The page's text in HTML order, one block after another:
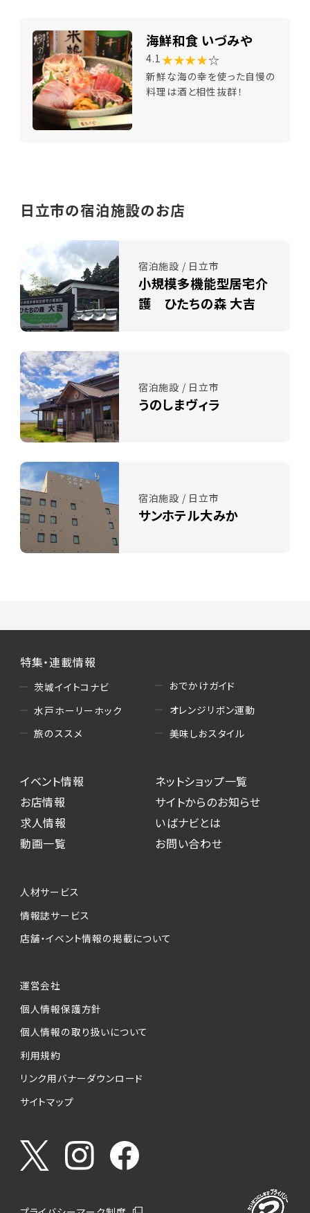
海鮮和食 いづみや
4.1 ★★★★☆
新鮮な海の幸を使った自慢の
料理は酒と相性抜群！
日立市の宿泊施設のお店
宿泊施設 / 日立市
小規模多機能型居宅介
護 ひたちの森 大吉
宿泊施設 / 日立市
うのしまヴィラ
宿泊施設 / 日立市
サンホテル大みか
特集・連載情報
茨城イイトコナビ
水戸ホーリーホック
旅のススメ
おでかけガイド
オレンジリボン運動
美味しおスタイル
イベント情報
お店情報
求人情報
動画一覧
ネットショップ一覧
サイトからのお知らせ
いばナビとは
お問い合わせ
人材サービス
情報誌サービス
店舗・イベント情報の掲載について
運営会社
個人情報保護方針
個人情報の取り扱いについて
利用規約
リンク用バナーダウンロード
サイトマップ